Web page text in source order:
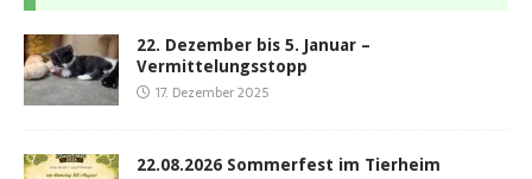
22. Dezember bis 5. Januar –
Vermittelungsstopp
17. Dezember 2025
22.08.2026 Sommerfest im Tierheim